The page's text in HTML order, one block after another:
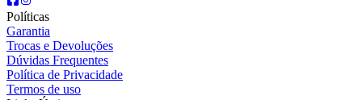
Políticas
Garantia
Trocas e Devoluções
Dúvidas Frequentes
Política de Privacidade
Termos de uso